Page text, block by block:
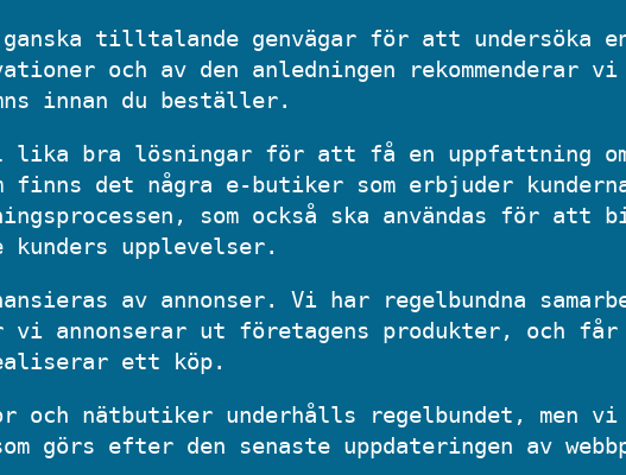
tilltalande genvägar för att undersöka
och av den anledningen
innan du beställer.
lika bra lösningar för att få en uppfattning
finns det några e-butiker som erbjuder
som också ska användas för
upplevelser.
av annonser. Vi har regelbundna
annonserar ut företagens produkter, och får
ett köp.
och nätbutiker underhålls regelbundet, men
görs efter den senaste uppdateringen av